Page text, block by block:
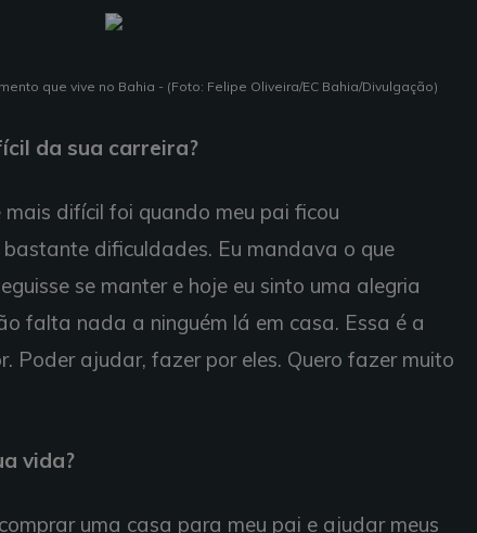
que vive no Bahia - (Foto: Felipe Oliveira/EC Bahia/Divulgação)
da sua carreira?
difícil foi quando meu pai ficou
dificuldades. Eu mandava o que
se manter e hoje eu sinto uma alegria
falta nada a ninguém lá em casa. Essa é a
Poder ajudar, fazer por eles. Quero fazer muito
vida?
uma casa para meu pai e ajudar meus